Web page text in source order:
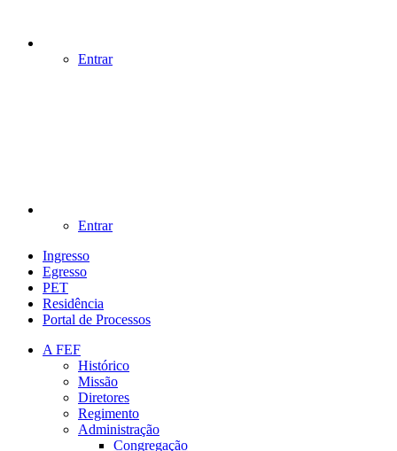
Entrar
Entrar
Ingresso
Egresso
PET
Residência
Portal de Processos
A FEF
Histórico
Missão
Diretores
Regimento
Administração
Congregação